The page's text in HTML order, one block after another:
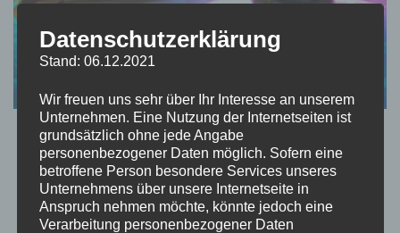
KROATIEN REISEBLOG
Kroatien: Rovinj & Pula
vonMomo aktualisiert am April 3, 2022
Datenschutzerklärung
Stand: 06.12.2021
Wir freuen uns sehr über Ihr Interesse an unserem
Unternehmen. Eine Nutzung der Internetseiten ist
grundsätzlich ohne jede Angabe
personenbezogener Daten möglich. Sofern eine
betroffene Person besondere Services unseres
Unternehmens über unsere Internetseite in
Anspruch nehmen möchte, könnte jedoch eine
Verarbeitung personenbezogener Daten